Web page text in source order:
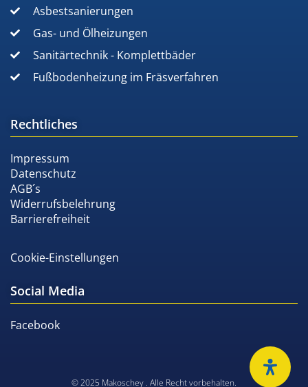
Asbestsanierungen
Gas- und Ölheizungen
Sanitärtechnik - Komplettbäder
Fußbodenheizung im Fräsverfahren
Rechtliches
Impressum
Datenschutz
AGB´s
Widerrufsbelehrung
Barrierefreiheit
Cookie-Einstellungen
Social Media
Facebook
© 2025 Makoschey . Alle Recht vorbehalten.